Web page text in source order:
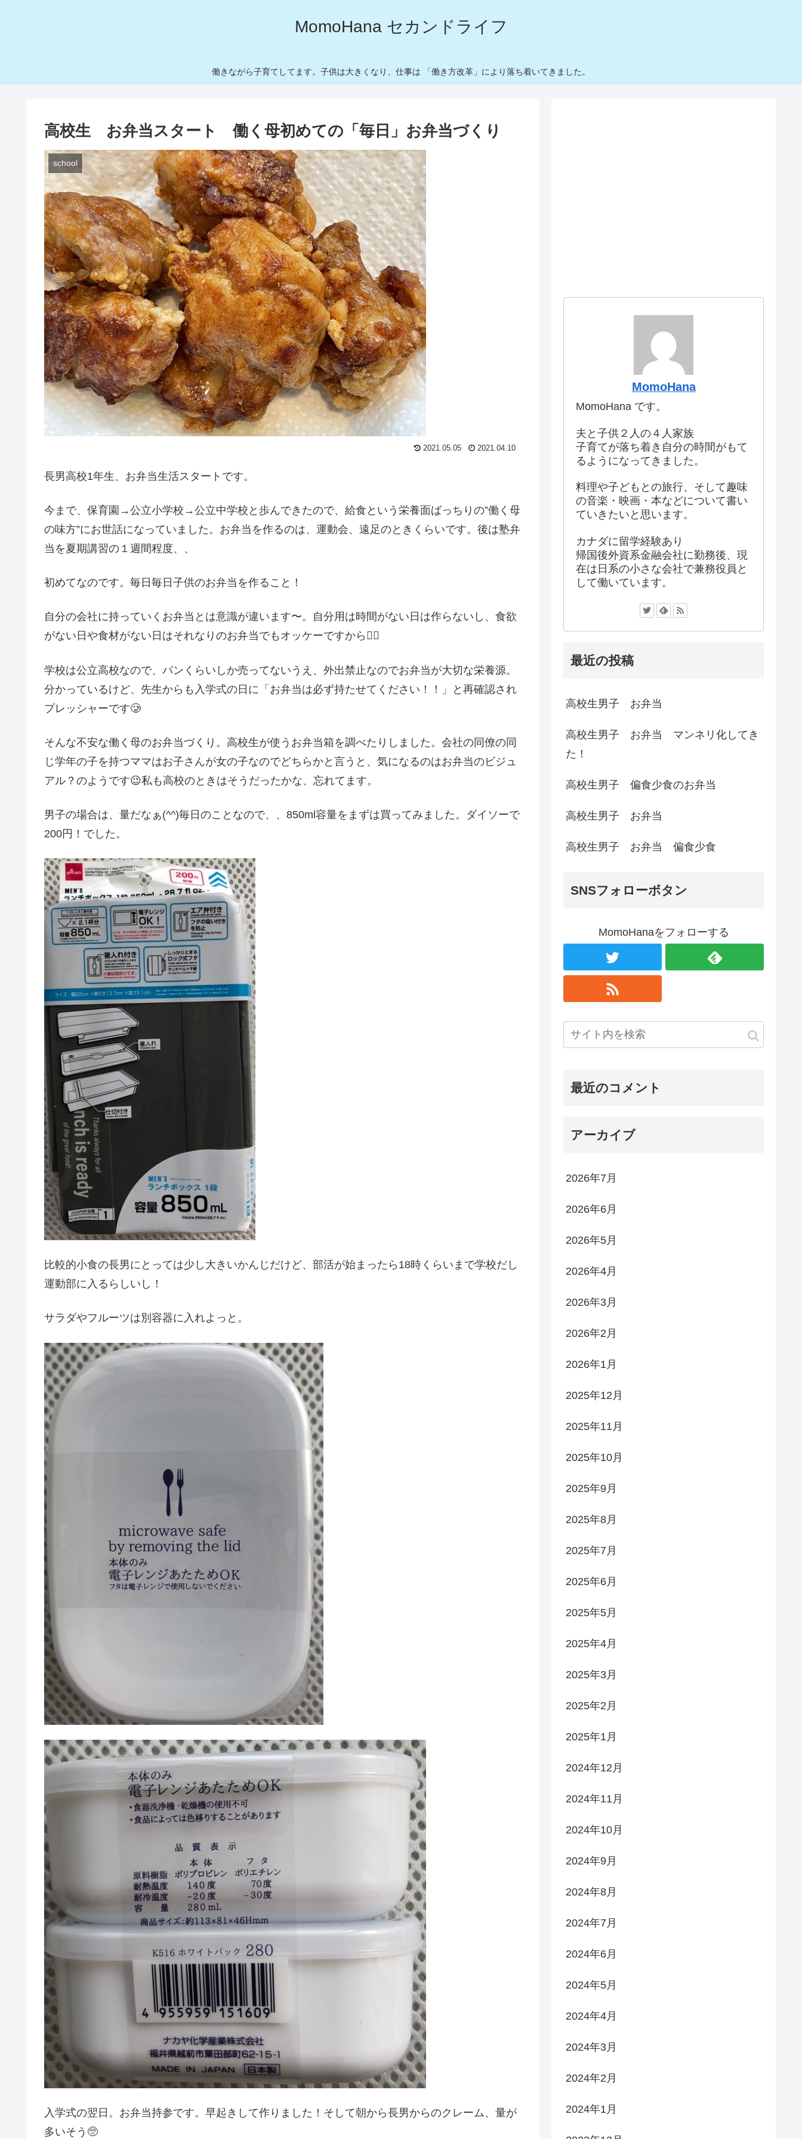
MomoHana セカンドライフ
働きながら子育てしてます。子供は大きくなり、仕事は 「働き方改革」により落ち着いてきました。
高校生 お弁当スタート 働く母初めての「毎日」お弁当づくり
school
2021.05.05 2021.04.10
長男高校1年生、お弁当生活スタートです。
今まで、保育園→公立小学校→公立中学校と歩んできたので、給食という栄養面ばっちりの”働く母
の味方”にお世話になっていました。お弁当を作るのは、運動会、遠足のときくらいです。後は塾弁
当を夏期講習の１週間程度、、
初めてなのです。毎日毎日子供のお弁当を作ること！
自分の会社に持っていくお弁当とは意識が違います〜。自分用は時間がない日は作らないし、食欲
がない日や食材がない日はそれなりのお弁当でもオッケーですから🙆‍♀️
学校は公立高校なので、パンくらいしか売ってないうえ、外出禁止なのでお弁当が大切な栄養源。
分かっているけど、先生からも入学式の日に「お弁当は必ず持たせてください！！」と再確認され
プレッシャーです🥲
そんな不安な働く母のお弁当づくり。高校生が使うお弁当箱を調べたりしました。会社の同僚の同
じ学年の子を持つママはお子さんが女の子なのでどちらかと言うと、気になるのはお弁当のビジュ
アル？のようです😉私も高校のときはそうだったかな、忘れてます。
男子の場合は、量だなぁ(^^)毎日のことなので、、850ml容量をまずは買ってみました。ダイソーで
200円！でした。
比較的小食の長男にとっては少し大きいかんじだけど、部活が始まったら18時くらいまで学校だし
運動部に入るらしいし！
サラダやフルーツは別容器に入れよっと。
入学式の翌日。お弁当持参です。早起きして作りました！そして朝から長男からのクレーム、量が
多いそう🥺
MomoHana
MomoHana です。
夫と子供２人の４人家族
子育てが落ち着き自分の時間がもて
るようになってきました。
料理や子どもとの旅行、そして趣味
の音楽・映画・本などについて書い
ていきたいと思います。
カナダに留学経験あり
帰国後外資系金融会社に勤務後、現
在は日系の小さな会社で兼務役員と
して働いています。
最近の投稿
高校生男子 お弁当
高校生男子 お弁当 マンネリ化してき
た！
高校生男子 偏食少食のお弁当
高校生男子 お弁当
高校生男子 お弁当 偏食少食
SNSフォローボタン
MomoHanaをフォローする
最近のコメント
アーカイブ
2026年7月
2026年6月
2026年5月
2026年4月
2026年3月
2026年2月
2026年1月
2025年12月
2025年11月
2025年10月
2025年9月
2025年8月
2025年7月
2025年6月
2025年5月
2025年4月
2025年3月
2025年2月
2025年1月
2024年12月
2024年11月
2024年10月
2024年9月
2024年8月
2024年7月
2024年6月
2024年5月
2024年4月
2024年3月
2024年2月
2024年1月